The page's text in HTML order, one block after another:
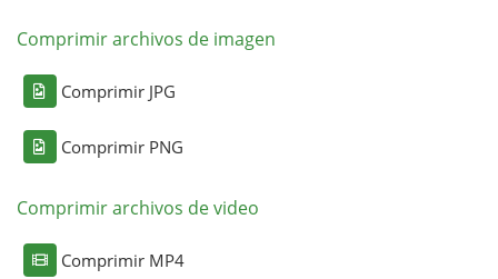
Comprimir archivos de imagen
Comprimir JPG
Comprimir PNG
Comprimir archivos de video
Comprimir MP4